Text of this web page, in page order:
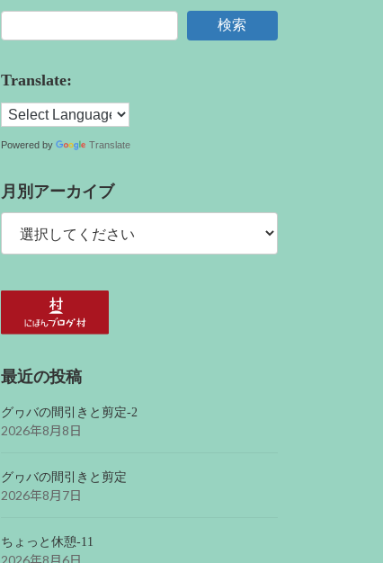
検索
Translate:
Powered by Translate
月別アーカイブ
最近の投稿
グヮバの間引きと剪定-2
2026年8月8日
グヮバの間引きと剪定
2026年8月7日
ちょっと休憩-11
2026年8月6日